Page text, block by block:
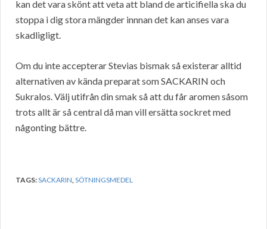
kan det vara skönt att veta att bland de articifiella ska du
stoppa i dig stora mängder innnan det kan anses vara
skadligligt.
Om du inte accepterar Stevias bismak så existerar alltid
alternativen av kända preparat som SACKARIN och
Sukralos. Välj utifrån din smak så att du får aromen såsom
trots allt är så central då man vill ersätta sockret med
någonting bättre.
TAGS:SACKARIN,SÖTNINGSMEDEL